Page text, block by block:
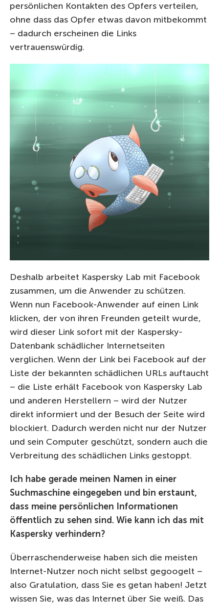
persönlichen Kontakten des Opfers verteilen,
ohne dass das Opfer etwas davon mitbekommt
– dadurch erscheinen die Links
vertrauenswürdig.
Deshalb arbeitet Kaspersky Lab mit Facebook
zusammen, um die Anwender zu schützen.
Wenn nun Facebook-Anwender auf einen Link
klicken, der von ihren Freunden geteilt wurde,
wird dieser Link sofort mit der Kaspersky-
Datenbank schädlicher Internetseiten
verglichen. Wenn der Link bei Facebook auf der
Liste der bekannten schädlichen URLs auftaucht
– die Liste erhält Facebook von Kaspersky Lab
und anderen Herstellern – wird der Nutzer
direkt informiert und der Besuch der Seite wird
blockiert. Dadurch werden nicht nur der Nutzer
und sein Computer geschützt, sondern auch die
Verbreitung des schädlichen Links gestoppt.
Ich habe gerade meinen Namen in einer
Suchmaschine eingegeben und bin erstaunt,
dass meine persönlichen Informationen
öffentlich zu sehen sind. Wie kann ich das mit
Kaspersky verhindern?
Überraschenderweise haben sich die meisten
Internet-Nutzer noch nicht selbst gegoogelt –
also Gratulation, dass Sie es getan haben! Jetzt
wissen Sie, was das Internet über Sie weiß. Das